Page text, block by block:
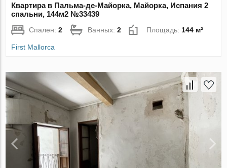
Квартира в Пальма-де-Майорка, Майорка, Испания 2
спальни, 144м2 №33439
Спален:2 Ванных:2 Площадь: 144 м²
First Mallorca